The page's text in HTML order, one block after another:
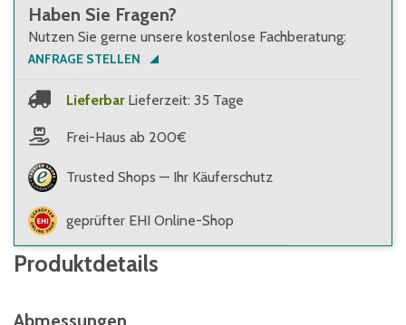
Haben Sie Fragen?
Nutzen Sie gerne unsere kostenlose Fachberatung:
ANFRAGE STELLEN
Lieferbar Lieferzeit: 35 Tage
Frei-Haus ab 200€
Trusted Shops — Ihr Käuferschutz
geprüfter EHI Online-Shop
Produktdetails
Abmessungen